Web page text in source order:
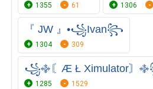
1355 61 1306
『 JW 』•꧁Ivan꧂
1304 309
꧁࿇〘Æ Ł Ximulator〙
1285 1529